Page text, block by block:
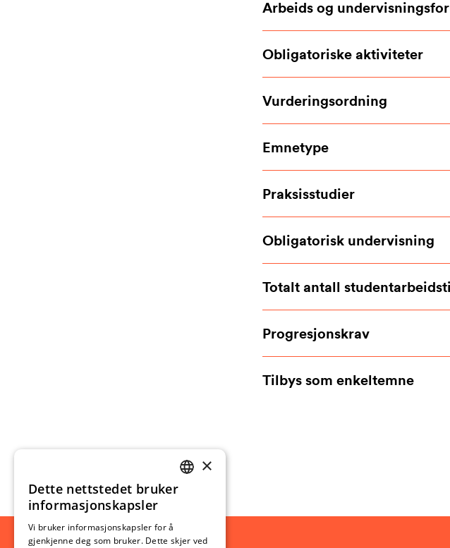
Arbeids og
Obligatoriske aktiviteter
Vurderingsordning
Emnetype
Praksisstudier
Obligatorisk undervisning
Totalt antall
Progresjonskrav
Tilbys som enkeltemne
NORWEGIAN
×
Dette nettstedet bruker
informasjonskapsler
Vi bruker informasjonskapsler for å
gjenkjenne deg som bruker. Dette skjer ved